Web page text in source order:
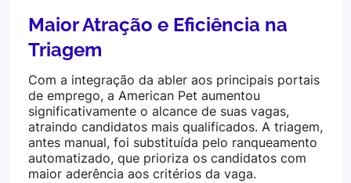
Maior Atração e Eficiência na
Triagem
Com a integração da abler aos principais portais
de emprego, a American Pet aumentou
significativamente o alcance de suas vagas,
atraindo candidatos mais qualificados. A triagem,
antes manual, foi substituída pelo ranqueamento
automatizado, que prioriza os candidatos com
maior aderência aos critérios da vaga.